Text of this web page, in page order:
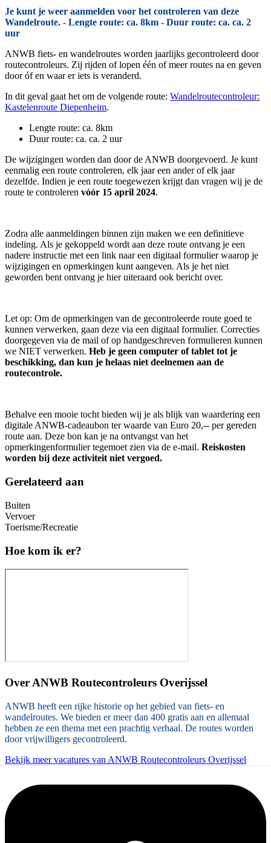
Je kunt je weer aanmelden voor het controleren van deze
Wandelroute. - Lengte route: ca. 8km - Duur route: ca. ca. 2
uur
ANWB fiets- en wandelroutes worden jaarlijks gecontroleerd door
routecontroleurs. Zij rijden of lopen één of meer routes na en geven
door óf en waar er iets is veranderd.
In dit geval gaat het om de volgende route: Wandelroutecontroleur:
Kastelenroute Diepenheim.
Lengte route: ca. 8km
Duur route: ca. ca. 2 uur
De wijzigingen worden dan door de ANWB doorgevoerd. Je kunt
eenmalig een route controleren, elk jaar een ander of elk jaar
dezelfde. Indien je een route toegewezen krijgt dan vragen wij je de
route te controleren vóór 15 april 2024.
Zodra alle aanmeldingen binnen zijn maken we een definitieve
indeling. Als je gekoppeld wordt aan deze route ontvang je een
nadere instructie met een link naar een digitaal formulier waarop je
wijzigingen en opmerkingen kunt aangeven. Als je het niet
geworden bent ontvang je hier uiteraard ook bericht over.
Let op: Om de opmerkingen van de gecontroleerde route goed te
kunnen verwerken, gaan deze via een digitaal formulier. Correcties
doorgegeven via de mail of op handgeschreven formulieren kunnen
we NIET verwerken. Heb je geen computer of tablet tot je
beschikking, dan kun je helaas niet deelnemen aan de
routecontrole.
Behalve een mooie tocht bieden wij je als blijk van waardering een
digitale ANWB-cadeaubon ter waarde van Euro 20,-- per gereden
route aan. Deze bon kan je na ontvangst van het
opmerkingenformulier tegemoet zien via de e-mail. Reiskosten
worden bij deze activiteit niet vergoed.
Gerelateerd aan
Buiten
Vervoer
Toerisme/Recreatie
Hoe kom ik er?
Over ANWB Routecontroleurs Overijssel
ANWB heeft een rijke historie op het gebied van fiets- en
wandelroutes. We bieden er meer dan 400 gratis aan en allemaal
hebben ze een thema met een prachtig verhaal. De routes worden
door vrijwilligers gecontroleerd.
Bekijk meer vacatures van ANWB Routecontroleurs Overijssel